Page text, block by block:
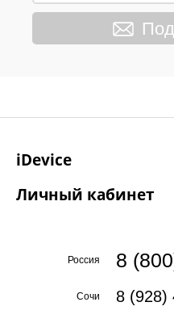
iDevice
Личный кабинет
Россия 8
Сочи 8 (928)